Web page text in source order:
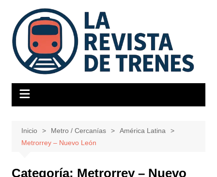
contenido
Inicio Metro / Cercanías
América Latina
Metrorrey – Nuevo León
Categoría: Metrorrey – Nuevo